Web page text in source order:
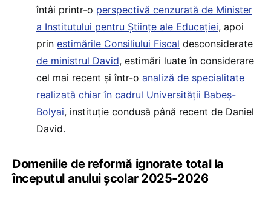
întâi printr-o perspectivă cenzurată de Minister
a Institutului pentru Științe ale Educației, apoi
prin estimările Consiliului Fiscal desconsiderate
de ministrul David, estimări luate în considerare
cel mai recent și într-o analiză de specialitate
realizată chiar în cadrul Universității Babeș-
Bolyai, instituție condusă până recent de Daniel
David.
Domeniile de reformă ignorate total la
începutul anului școlar 2025-2026